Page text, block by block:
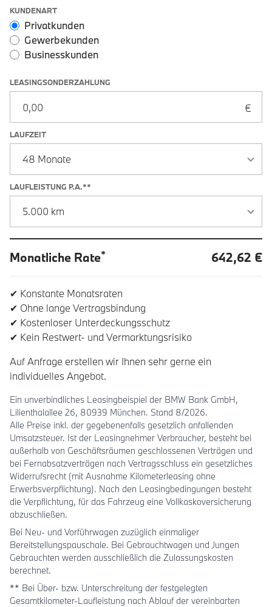
Leasingoptionen: Sonderzahlung und Laufzeit
KUNDENART
Privatkunden
Gewerbekunden
Businesskunden
LEASINGSONDERZAHLUNG
LAUFZEIT
LAUFLEISTUNG P.A.**
Monatliche Rate* 642,62 €
✔ Konstante Monatsraten
✔ Ohne lange Vertragsbindung
✔ Kostenloser Unterdeckungsschutz
✔ Kein Restwert- und Vermarktungsrisiko
Auf Anfrage erstellen wir Ihnen sehr gerne ein
individuelles Angebot.
Ein unverbindliches Leasingbeispiel der BMW Bank GmbH,
Lilienthalallee 26, 80939 München. Stand 8/2026.
Alle Preise inkl. der gegebenenfalls gesetzlich anfallenden
Umsatzsteuer. Ist der Leasingnehmer Verbraucher, besteht bei
außerhalb von Geschäftsräumen geschlossenen Verträgen und
bei Fernabsatzverträgen nach Vertragsschluss ein gesetzliches
Widerrufsrecht (mit Ausnahme Kilometerleasing ohne
Erwerbsverpflichtung). Nach den Leasingbedingungen besteht
die Verpflichtung, für das Fahrzeug eine Vollkaskoversicherung
abzuschließen.
Bei Neu- und Vorführwagen zuzüglich einmaliger
Bereitstellungspauschale. Bei Gebrauchtwagen und Jungen
Gebrauchten werden ausschließlich die Zulassungskosten
berechnet.
** Bei Über- bzw. Unterschreitung der festgelegten
Gesamtkilometer-Laufleistung nach Ablauf der vereinbarten